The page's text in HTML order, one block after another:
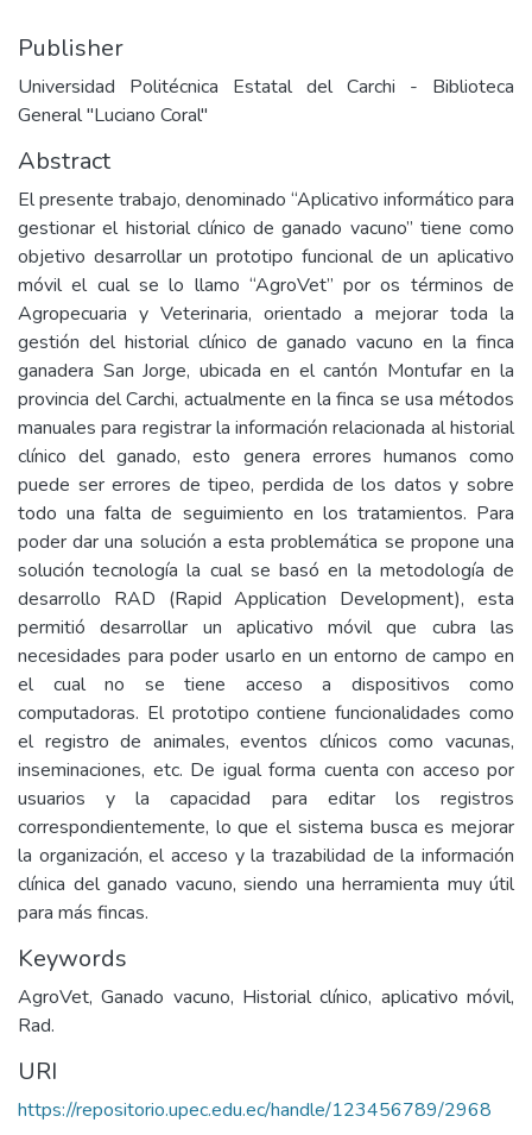
Publisher
Universidad Politécnica Estatal del Carchi - Biblioteca
General "Luciano Coral"
Abstract
El presente trabajo, denominado “Aplicativo informático para
gestionar el historial clínico de ganado vacuno” tiene como
objetivo desarrollar un prototipo funcional de un aplicativo
móvil el cual se lo llamo “AgroVet” por os términos de
Agropecuaria y Veterinaria, orientado a mejorar toda la
gestión del historial clínico de ganado vacuno en la finca
ganadera San Jorge, ubicada en el cantón Montufar en la
provincia del Carchi, actualmente en la finca se usa métodos
manuales para registrar la información relacionada al historial
clínico del ganado, esto genera errores humanos como
puede ser errores de tipeo, perdida de los datos y sobre
todo una falta de seguimiento en los tratamientos. Para
poder dar una solución a esta problemática se propone una
solución tecnología la cual se basó en la metodología de
desarrollo RAD (Rapid Application Development), esta
permitió desarrollar un aplicativo móvil que cubra las
necesidades para poder usarlo en un entorno de campo en
el cual no se tiene acceso a dispositivos como
computadoras. El prototipo contiene funcionalidades como
el registro de animales, eventos clínicos como vacunas,
inseminaciones, etc. De igual forma cuenta con acceso por
usuarios y la capacidad para editar los registros
correspondientemente, lo que el sistema busca es mejorar
la organización, el acceso y la trazabilidad de la información
clínica del ganado vacuno, siendo una herramienta muy útil
para más fincas.
Keywords
AgroVet, Ganado vacuno, Historial clínico, aplicativo móvil,
Rad.
URI
https://repositorio.upec.edu.ec/handle/123456789/2968